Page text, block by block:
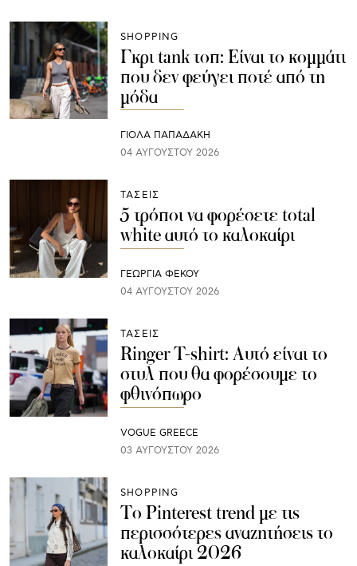
SHOPPING
Γκρι tank τοπ: Είναι το κομμάτι
που δεν φεύγει ποτέ από τη
μόδα
ΓΙΌΛΑ ΠΑΠΑΔΆΚΗ
04 ΑΥΓΟΎΣΤΟΥ 2026
ΤΑΣΕΙΣ
5 τρόποι να φορέσετε total
white αυτό το καλοκαίρι
ΓΕΩΡΓΙΑ ΦΕΚΟΥ
04 ΑΥΓΟΎΣΤΟΥ 2026
ΤΑΣΕΙΣ
Ringer T-shirt: Αυτό είναι το
στυλ που θα φορέσουμε το
φθινόπωρο
VOGUE GREECE
03 ΑΥΓΟΎΣΤΟΥ 2026
SHOPPING
Το Pinterest trend με τις
περισσότερες αναζητήσεις το
καλοκαίρι 2026